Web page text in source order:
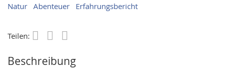
Natur Abenteuer Erfahrungsbericht
Teilen:
Beschreibung